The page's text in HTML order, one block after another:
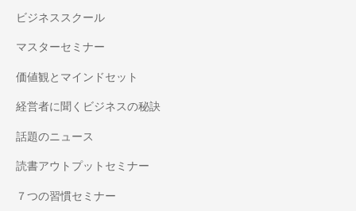
ビジネススクール
マスターセミナー
価値観とマインドセット
経営者に聞くビジネスの秘訣
話題のニュース
読書アウトプットセミナー
７つの習慣セミナー